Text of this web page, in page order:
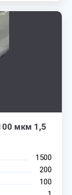
мкм 1,5
1500
200
100